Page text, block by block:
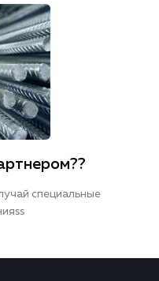
специальные